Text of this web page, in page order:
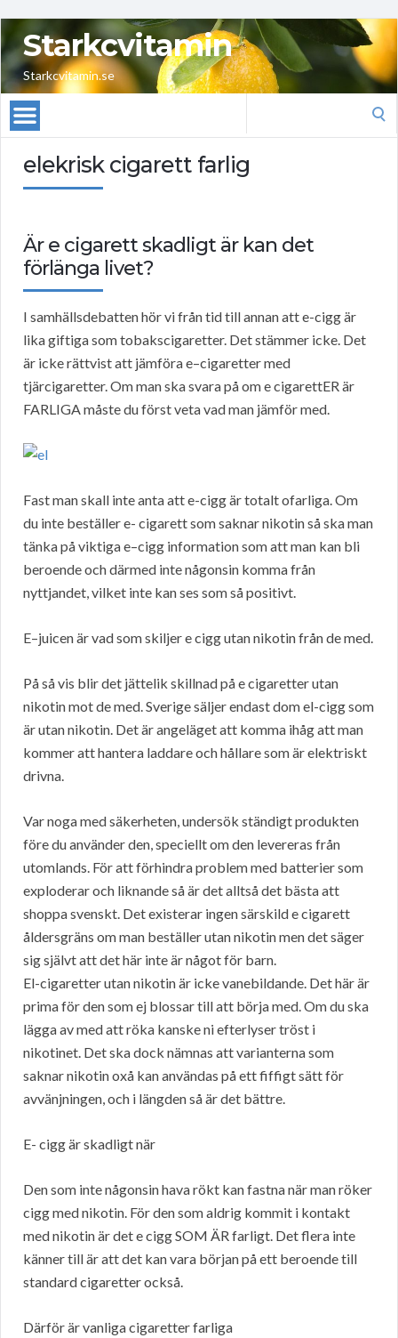
Starkcvitamin
Starkcvitamin.se
elekrisk cigarett farlig
Är e cigarett skadligt är kan det
förlänga livet?
I samhällsdebatten hör vi från tid till annan att e-cigg är
lika giftiga som tobakscigaretter. Det stämmer icke. Det
är icke rättvist att jämföra e–cigaretter med
tjärcigaretter. Om man ska svara på om e cigarettER är
FARLIGA måste du först veta vad man jämför med.
Fast man skall inte anta att e-cigg är totalt ofarliga. Om
du inte beställer e- cigarett som saknar nikotin så ska man
tänka på viktiga e–cigg information som att man kan bli
beroende och därmed inte någonsin komma från
nyttjandet, vilket inte kan ses som så positivt.
E–juicen är vad som skiljer e cigg utan nikotin från de med.
På så vis blir det jättelik skillnad på e cigaretter utan
nikotin mot de med. Sverige säljer endast dom el-cigg som
är utan nikotin. Det är angeläget att komma ihåg att man
kommer att hantera laddare och hållare som är elektriskt
drivna.
Var noga med säkerheten, undersök ständigt produkten
före du använder den, speciellt om den levereras från
utomlands. För att förhindra problem med batterier som
exploderar och liknande så är det alltså det bästa att
shoppa svenskt. Det existerar ingen särskild e cigarett
åldersgräns om man beställer utan nikotin men det säger
sig självt att det här inte är något för barn.
El-cigaretter utan nikotin är icke vanebildande. Det här är
prima för den som ej blossar till att börja med. Om du ska
lägga av med att röka kanske ni efterlyser tröst i
nikotinet. Det ska dock nämnas att varianterna som
saknar nikotin oxå kan användas på ett fiffigt sätt för
avvänjningen, och i längden så är det bättre.
E- cigg är skadligt när
Den som inte någonsin hava rökt kan fastna när man röker
cigg med nikotin. För den som aldrig kommit i kontakt
med nikotin är det e cigg SOM ÄR farligt. Det flera inte
känner till är att det kan vara början på ett beroende till
standard cigaretter också.
Därför är vanliga cigaretter farliga